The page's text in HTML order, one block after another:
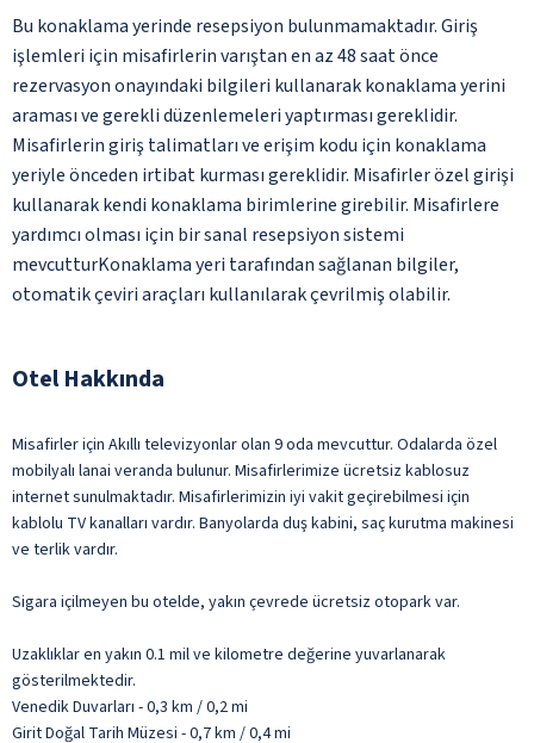
Bu konaklama yerinde resepsiyon bulunmamaktadır. Giriş
işlemleri için misafirlerin varıştan en az 48 saat önce
rezervasyon onayındaki bilgileri kullanarak konaklama yerini
araması ve gerekli düzenlemeleri yaptırması gereklidir.
Misafirlerin giriş talimatları ve erişim kodu için konaklama
yeriyle önceden irtibat kurması gereklidir. Misafirler özel girişi
kullanarak kendi konaklama birimlerine girebilir. Misafirlere
yardımcı olması için bir sanal resepsiyon sistemi
mevcutturKonaklama yeri tarafından sağlanan bilgiler,
otomatik çeviri araçları kullanılarak çevrilmiş olabilir.
Otel Hakkında
Misafirler için Akıllı televizyonlar olan 9 oda mevcuttur. Odalarda özel
mobilyalı lanai veranda bulunur. Misafirlerimize ücretsiz kablosuz
internet sunulmaktadır. Misafirlerimizin iyi vakit geçirebilmesi için
kablolu TV kanalları vardır. Banyolarda duş kabini, saç kurutma makinesi
ve terlik vardır.
Sigara içilmeyen bu otelde, yakın çevrede ücretsiz otopark var.
Uzaklıklar en yakın 0.1 mil ve kilometre değerine yuvarlanarak
gösterilmektedir.
Venedik Duvarları - 0,3 km / 0,2 mi
Girit Doğal Tarih Müzesi - 0,7 km / 0,4 mi